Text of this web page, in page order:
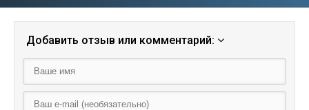
Добавить отзыв или комментарий: